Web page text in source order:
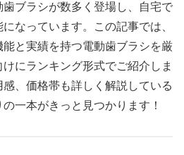
ブラシが数多く登場し、自宅で
なっています。この記事では、
と実績を持つ電動歯ブラシを厳
にランキング形式でご紹介しま
、価格帯も詳しく解説している
一本がきっと見つかります！